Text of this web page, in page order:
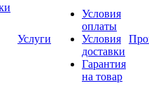
Услуги
Условия
оплаты
Условия
доставки
Гарантия
на товар